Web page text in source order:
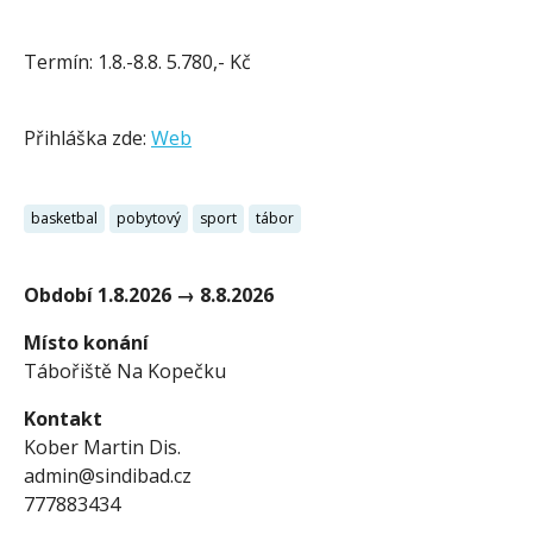
Termín: 1.8.-8.8. 5.780,- Kč
Přihláška zde: Web
basketbal pobytový sport tábor
Období 1.8.2026 → 8.8.2026
Místo konání
Tábořiště Na Kopečku
Kontakt
Kober Martin Dis.
admin@sindibad.cz
777883434